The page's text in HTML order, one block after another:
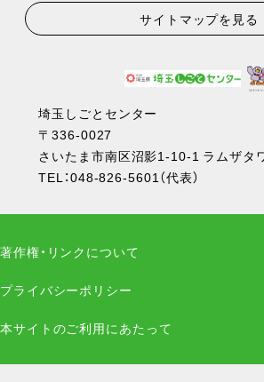
サイトマップを見る
埼玉しごとセンター
〒336-0027
さいたま市南区沼影1-10-1 ラムザタ
TEL：048-826-5601（代表）
著作権・リンクについて
プライバシーポリシー
本サイトのご利用にあたって